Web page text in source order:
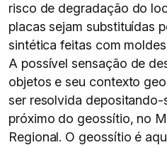
risco de degradação do
placas sejam substituídas
sintética feitas com
A possível sensação de
objetos e seu contexto
ser resolvida depositando-
próximo do geossítio, no
Regional. O geossítio é